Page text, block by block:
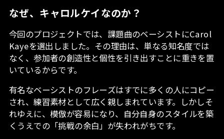
なぜ、キャロルケイなのか？
今回のプロジェクトでは、課題曲のベーシストにCarol
Kayeを選出しました。その理由は、単なる知名度では
なく、参加者の創造性と個性を引き出すことに重きを置
いているからです。
有名なベーシストのフレーズはすでに多くの人にコピー
され、練習素材として広く親しまれています。しかしそ
れゆえに、模倣が容易になり、自分自身のスタイルを築
くうえでの「挑戦の余白」が失われがちです。